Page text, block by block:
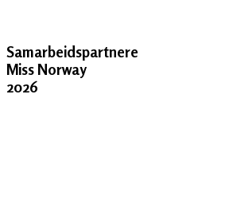
Samarbeidspartnere
Miss Norway
2026